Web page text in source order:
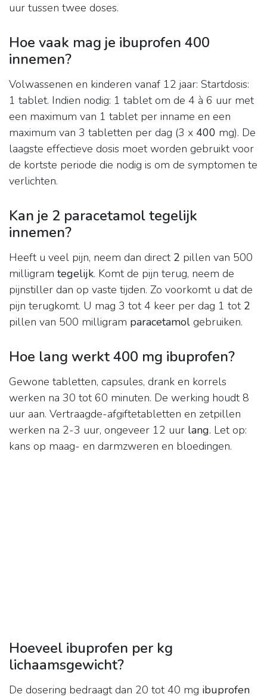
uur tussen twee doses.
Hoe vaak mag je ibuprofen 400
innemen?
Volwassenen en kinderen vanaf 12 jaar: Startdosis:
1 tablet. Indien nodig: 1 tablet om de 4 à 6 uur met
een maximum van 1 tablet per inname en een
maximum van 3 tabletten per dag (3 x 400 mg). De
laagste effectieve dosis moet worden gebruikt voor
de kortste periode die nodig is om de symptomen te
verlichten.
Kan je 2 paracetamol tegelijk
innemen?
Heeft u veel pijn, neem dan direct 2 pillen van 500
milligram tegelijk. Komt de pijn terug, neem de
pijnstiller dan op vaste tijden. Zo voorkomt u dat de
pijn terugkomt. U mag 3 tot 4 keer per dag 1 tot 2
pillen van 500 milligram paracetamol gebruiken.
Hoe lang werkt 400 mg ibuprofen?
Gewone tabletten, capsules, drank en korrels
werken na 30 tot 60 minuten. De werking houdt 8
uur aan. Vertraagde-afgiftetabletten en zetpillen
werken na 2-3 uur, ongeveer 12 uur lang. Let op:
kans op maag- en darmzweren en bloedingen.
Hoeveel ibuprofen per kg
lichaamsgewicht?
De dosering bedraagt dan 20 tot 40 mg ibuprofen